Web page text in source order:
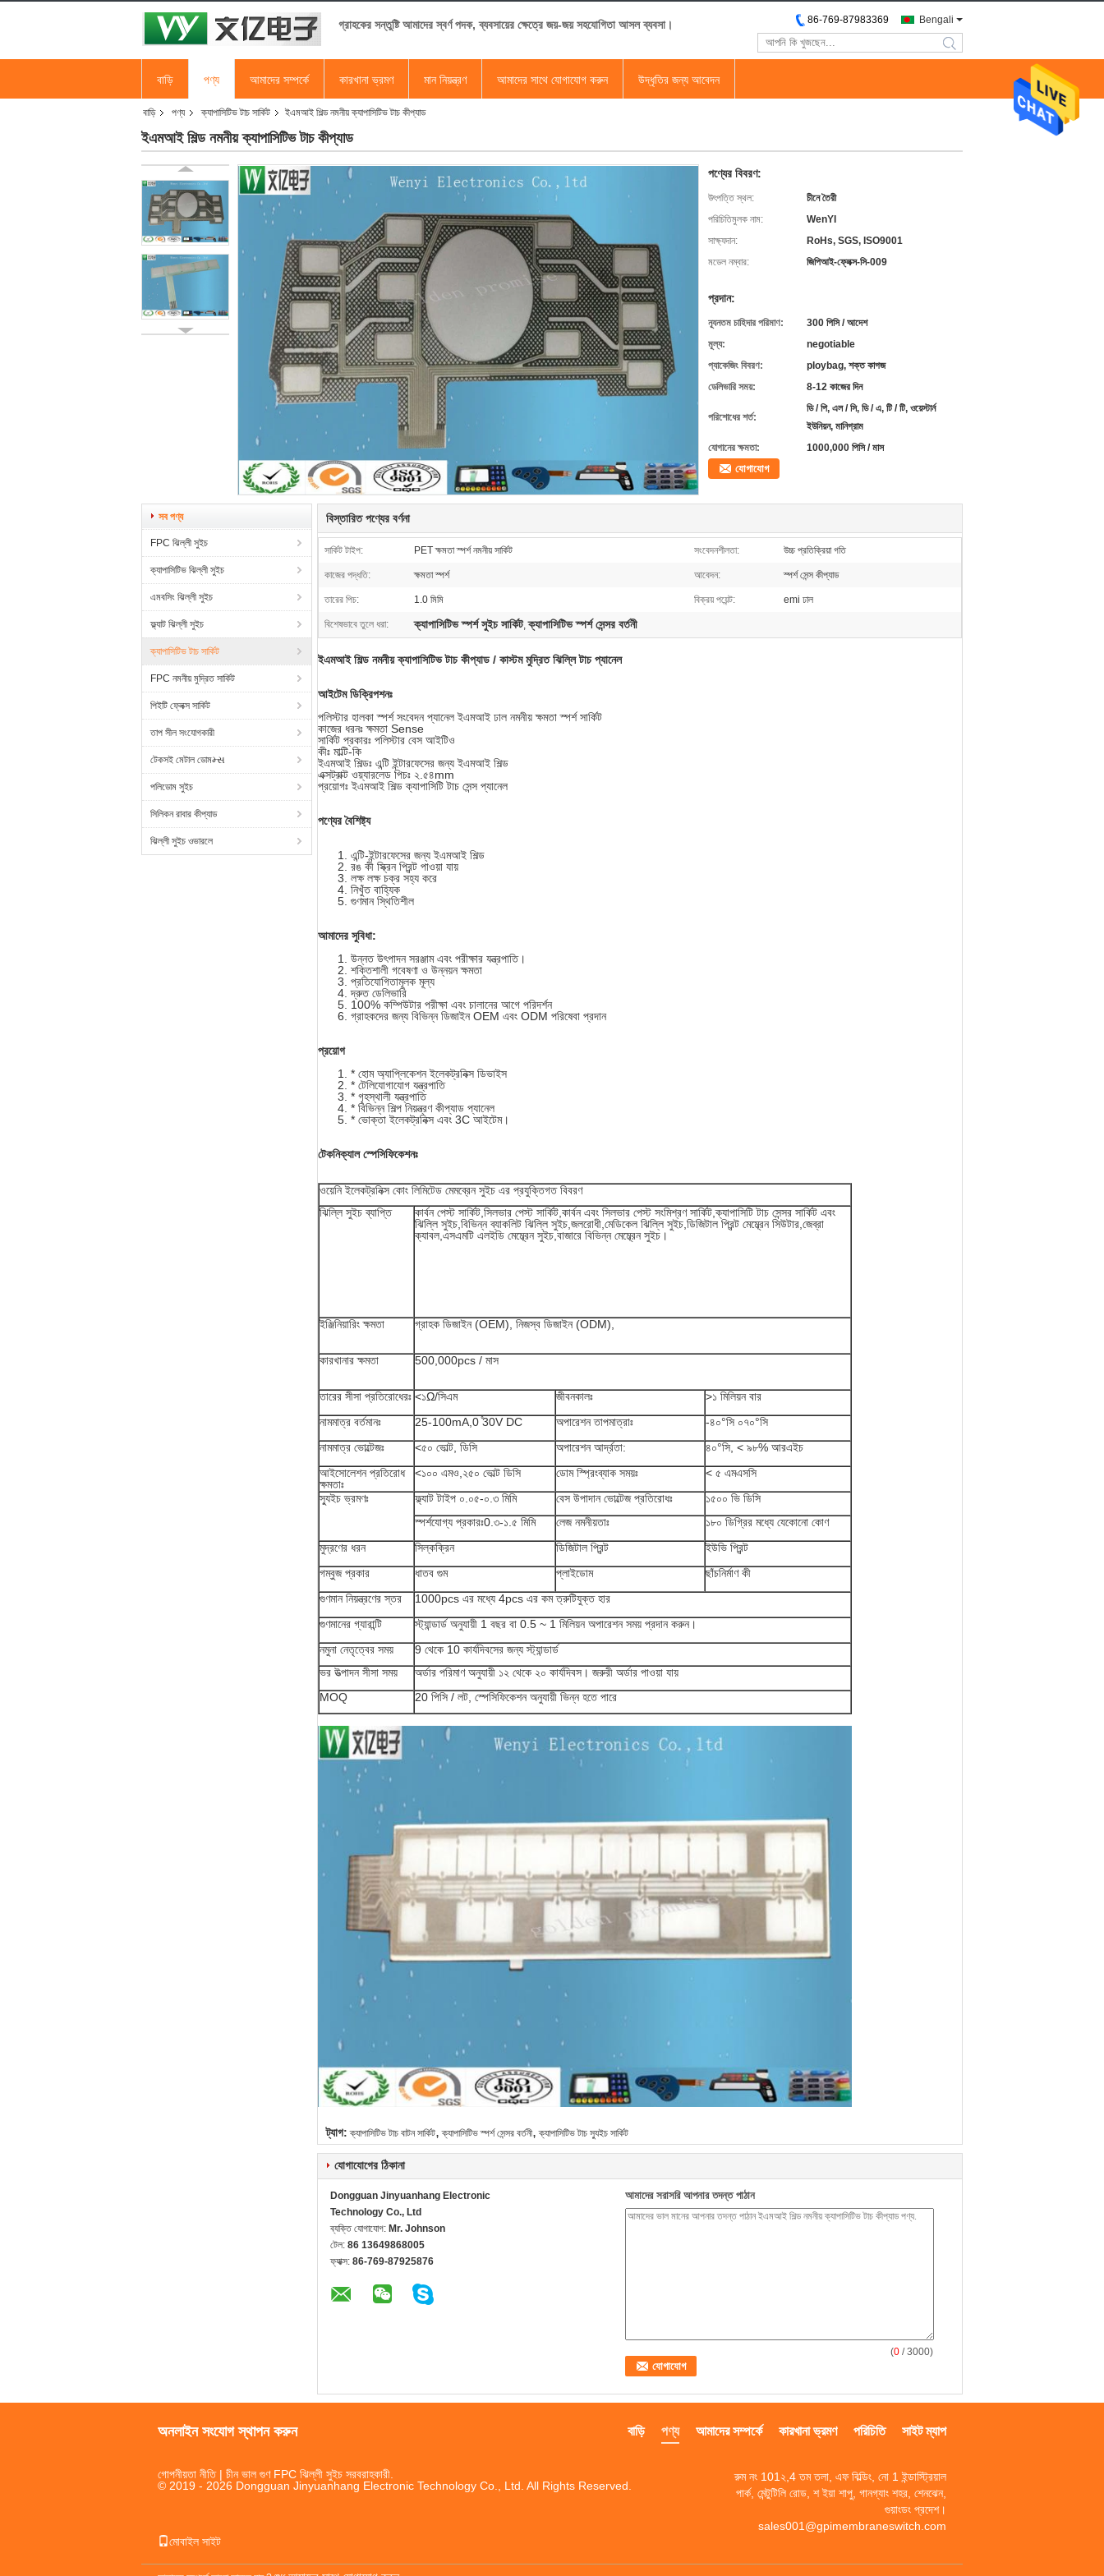
গ্রাহকের সন্তুষ্টি আমাদের স্বর্ণ পদক, ব্যবসায়ের ক্ষেত্রে জয়-জয় সহযোগিতা আসল ব্যবসা। Bengali
86-769-87983369
search
বাড়ি পণ্য আমাদের সম্পর্কে কারখানা ভ্রমণ মান নিয়ন্ত্রণ আমাদের সাথে যোগাযোগ করুন উদ্ধৃতির জন্য আবেদন
বাড়ি পণ্য ক্যাপাসিটিভ টাচ সার্কিট ইএমআই শিল্ড নমনীয় ক্যাপাসিটিভ টাচ কীপ্যাড
ইএমআই শিল্ড নমনীয় ক্যাপাসিটিভ টাচ কীপ্যাড
পণ্যের বিবরণ:
উৎপত্তি স্থল:
চীনে তৈরী
পরিচিতিমুলক নাম:
WenYI
সাক্ষ্যদান:
RoHs, SGS, ISO9001
মডেল নম্বার:
জিপিআই-ফ্লেক্স-সি-009
প্রদান:
ন্যূনতম চাহিদার পরিমাণ:
300 পিসি / আদেশ
মূল্য:
negotiable
প্যাকেজিং বিবরণ:
ploybag, শক্ত কাগজ
ডেলিভারি সময়:
8-12 কাজের দিন
পরিশোধের শর্ত:
ডি / পি, এল / সি, ডি / এ, টি / টি, ওয়েস্টার্ন
ইউনিয়ন, মানিগ্রাম
যোগানের ক্ষমতা:
1000,000 পিসি / মাস
যোগাযোগ
সব পণ্য
FPC ঝিল্লী সুইচ
ক্যাপাসিটিভ ঝিল্লী সুইচ
এমবসিং ঝিল্লী সুইচ
ফ্ল্যাট ঝিল্লী সুইচ
ক্যাপাসিটিভ টাচ সার্কিট
FPC নমনীয় মুদ্রিত সার্কিট
পিইটি ফ্লেক্স সার্কিট
তাপ সীল সংযোগকারী
টেকসই মেটাল ডোমમ્સ
পলিডোম সুইচ
সিলিকন রাবার কীপ্যাড
ঝিল্লী সুইচ ওভারলে
বিস্তারিত পণ্যের বর্ণনা
সার্কিট টাইপ: PET ক্ষমতা স্পর্শ নমনীয় সার্কিট সংবেদনশীলতা: উচ্চ প্রতিক্রিয়া গতি
কাজের পদ্ধতি: ক্ষমতা স্পর্শ আবেদন: স্পর্শ সেন্স কীপ্যাড
তারের পিচ: 1.0 মিমি বিক্রয় পয়েন্ট: emi ঢাল
বিশেষভাবে তুলে ধরা: ক্যাপাসিটিভ স্পর্শ সুইচ সার্কিট,ক্যাপাসিটিভ স্পর্শ সেন্সর বর্তনী
ইএমআই শিল্ড নমনীয় ক্যাপাসিটিভ টাচ কীপ্যাড / কাস্টম মুদ্রিত ঝিল্লি টাচ প্যানেল
আইটেম ডিক্রিপশনঃ
পলিস্টার হালকা স্পর্শ সংবেদন প্যানেল ইএমআই ঢাল নমনীয় ক্ষমতা স্পর্শ সার্কিট
কাজের ধরনঃ ক্ষমতা Sense
সার্কিট প্রকারঃ পলিস্টার বেস আইটিও
কীঃ মাল্টি-কি
ইএমআই শিল্ডঃ এন্টি ইন্টারফেসের জন্য ইএমআই শিল্ড
এক্সট্রাক্ট ওয়্যারলেড পিচঃ ২.৫৪mm
প্রয়োগঃ ইএমআই শিল্ড ক্যাপাসিটি টাচ সেন্স প্যানেল
পণ্যের বৈশিষ্ট্য
এন্টি-ইন্টারফেসের জন্য ইএমআই শিল্ড
রঙ কী স্ক্রিন প্রিন্ট পাওয়া যায়
লক্ষ লক্ষ চক্র সহ্য করে
নিখুঁত বাহ্যিক
গুণমান স্থিতিশীল
আমাদের সুবিধা:
উন্নত উৎপাদন সরঞ্জাম এবং পরীক্ষার যন্ত্রপাতি।
শক্তিশালী গবেষণা ও উন্নয়ন ক্ষমতা
প্রতিযোগিতামূলক মূল্য
দ্রুত ডেলিভারি
100% কম্পিউটার পরীক্ষা এবং চালানের আগে পরিদর্শন
গ্রাহকদের জন্য বিভিন্ন ডিজাইন OEM এবং ODM পরিষেবা প্রদান
প্রয়োগ
* হোম অ্যাপ্লিকেশন ইলেকট্রনিক্স ডিভাইস
* টেলিযোগাযোগ যন্ত্রপাতি
* গৃহস্থালী যন্ত্রপাতি
* বিভিন্ন শিল্প নিয়ন্ত্রণ কীপ্যাড প্যানেল
* ভোক্তা ইলেকট্রনিক্স এবং 3C আইটেম।
টেকনিক্যাল স্পেসিফিকেশনঃ
ওয়েনি ইলেকট্রনিক্স কোং লিমিটেড মেমব্রেন সুইচ এর প্রযুক্তিগত বিবরণ
ঝিল্লি সুইচ ব্যাপ্তি
কার্বন পেস্ট সার্কিট,সিলভার পেস্ট সার্কিট,কার্বন এবং সিলভার পেস্ট সংমিশ্রণ সার্কিট,ক্যাপাসিটি টাচ সেন্সর সার্কিট এবং
ঝিল্লি সুইচ,বিভিন্ন ব্যাকলিট ঝিল্লি সুইচ,জলরোধী,মেডিকেল ঝিল্লি সুইচ,ডিজিটাল প্রিন্ট মেম্ব্রেন সিউটার,জেব্রা
ক্যাবল,এসএমটি এলইডি মেম্ব্রেন সুইচ,বাজারে বিভিন্ন মেম্ব্রেন সুইচ।
ইঞ্জিনিয়ারিং ক্ষমতা গ্রাহক ডিজাইন (OEM), নিজস্ব ডিজাইন (ODM),
কারখানার ক্ষমতা 500,000pcs / মাস
তারের সীসা প্রতিরোধেরঃ <১Ω/সিএম জীবনকালঃ
>১ মিলিয়ন বার
নামমাত্র বর্তমানঃ
25-100mA,0 ̊30V DC অপারেশন তাপমাত্রাঃ
-৪০°সি ০৭০°সি
নামমাত্র ভোল্টেজঃ
<৫০ ভোল্ট, ডিসি অপারেশন আর্দ্রতা:
৪০°সি, < ৯৮% আরএইচ
আইসোলেশন প্রতিরোধ
ক্ষমতাঃ
<১০০ এমও,২৫০ ভোল্ট ডিসি ডোম স্প্রিংব্যাক সময়ঃ
< ৫ এমএসসি
স্যুইচ ভ্রমণঃ
ফ্ল্যাট টাইপ ০.০৫-০.৩ মিমি বেস উপাদান ভোল্টেজ প্রতিরোধঃ
১৫০০ ভি ডিসি
স্পর্শযোগ্য প্রকারঃ0.৩-১.৫ মিমি
লেজ নমনীয়তাঃ
১৮০ ডিগ্রির মধ্যে যেকোনো কোণ
মুদ্রণের ধরন
সিল্কক্রিন ডিজিটাল প্রিন্ট
ইউভি প্রিন্ট
গম্বুজ প্রকার
ধাতব গুম প্লাইডোম
ছাঁচনির্মাণ কী
গুণমান নিয়ন্ত্রণের স্তর
1000pcs এর মধ্যে 4pcs এর কম ত্রুটিযুক্ত হার
গুণমানের গ্যারান্টি
স্ট্যান্ডার্ড অনুযায়ী 1 বছর বা 0.5 ~ 1 মিলিয়ন অপারেশন সময় প্রদান করুন।
নমুনা নেতৃত্বের সময়
9 থেকে 10 কার্যদিবসের জন্য স্ট্যান্ডার্ড
ভর উত্পাদন সীসা সময়
অর্ডার পরিমাণ অনুযায়ী ১২ থেকে ২০ কার্যদিবস। জরুরী অর্ডার পাওয়া যায়
MOQ
20 পিসি / লট, স্পেসিফিকেশন অনুযায়ী ভিন্ন হতে পারে
ট্যাগ: ক্যাপাসিটিভ টাচ বাটন সার্কিট, ক্যাপাসিটিভ স্পর্শ সেন্সর বর্তনী, ক্যাপাসিটিভ টাচ স্যুইচ সার্কিট
যোগাযোগের ঠিকানা
Dongguan Jinyuanhang Electronic
Technology Co., Ltd
ব্যক্তি যোগাযোগ: Mr. Johnson
টেল: 86 13649868005
ফ্যাক্স: 86-769-87925876
আমাদের সরাসরি আপনার তদন্ত পাঠান
(0 / 3000)
অনলাইন সংযোগ স্থাপন করুন সাইট ম্যাপ
পরিচিতি
কারখানা ভ্রমণ
আমাদের সম্পর্কে
পণ্য
বাড়ি
গোপনীয়তা নীতি| চীন ভাল গুণ FPC ঝিল্লী সুইচ সরবরাহকারী.
© 2019 - 2026 Dongguan Jinyuanhang Electronic Technology Co., Ltd. All Rights Reserved.
রুম নং 101২,4 তম তলা, এফ বিল্ডিং, নো 1 ইন্ডাস্ট্রিয়াল
পার্ক, মেন্টুটিলি রোড, শ ইয়া শাপু, গানগ্যাং শহর, শেনঝেন,
গুয়াংডং প্রদেশ।
sales001@gpimembraneswitch.com
মোবাইল সাইট